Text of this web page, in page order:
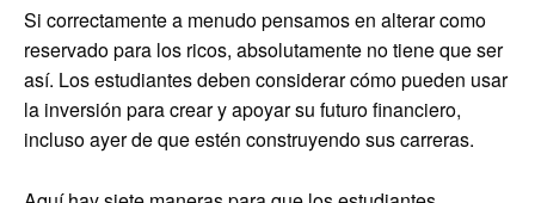
Si correctamente a menudo pensamos en alterar como
reservado para los ricos, absolutamente no tiene que ser
así. Los estudiantes deben considerar cómo pueden usar
la inversión para crear y apoyar su futuro financiero,
incluso ayer de que estén construyendo sus carreras.